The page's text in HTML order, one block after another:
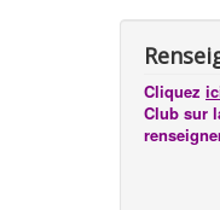
Cliquez
Club sur